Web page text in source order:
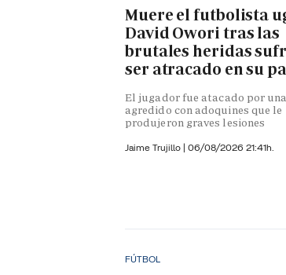
Muere el futbolista
David Owori tras las
brutales heridas
ser atracado en su
El jugador fue atacado por
agredido con adoquines que le
produjeron graves lesiones
Jaime Trujillo | 06/08/2026 21:41h.
FÚTBOL